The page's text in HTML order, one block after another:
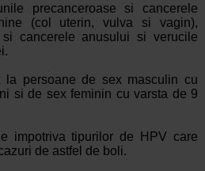
precanceroase si cancerele
(col uterin, vulva si vagin),
si cancerele anusului si verucile
la persoane de sex masculin cu
si de sex feminin cu varsta de 9
impotriva tipurilor de HPV care
de astfel de boli.